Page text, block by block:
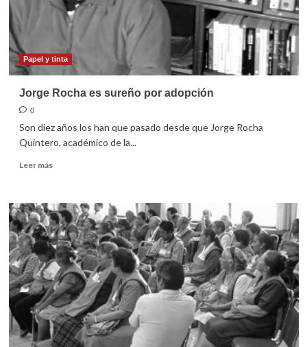
Villalvazo
Papel y tinta
Jorge Rocha es sureño por adopción
0
Son diez años los han que pasado desde que Jorge Rocha
Quintero, académico de la...
Leer másLeer
Jorge
Rocha
es
sureño
por
adopción